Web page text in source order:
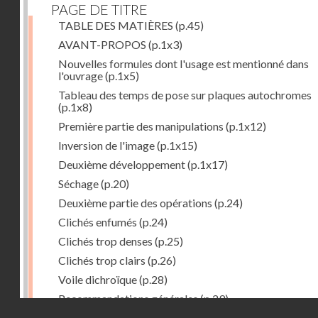
PAGE DE TITRE
TABLE DES MATIÈRES (p.45)
AVANT-PROPOS (p.1x3)
Nouvelles formules dont l'usage est mentionné dans
l'ouvrage(p.1x5)
Tableau des temps de pose sur plaques autochromes
(p.1x8)
Première partie des manipulations (p.1x12)
Inversion de l'image(p.1x15)
Deuxième développement(p.1x17)
Séchage(p.20)
Deuxième partie des opérations (p.24)
Clichés enfumés (p.24)
Clichés trop denses (p.25)
Clichés trop clairs (p.26)
Voile dichroïque(p.28)
Recommandations générales(p.29)